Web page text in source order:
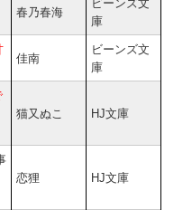
春乃春海
ビーンズ文
庫
佳南
ビーンズ文
庫
猫又ぬこ HJ文庫
恋狸 HJ文庫